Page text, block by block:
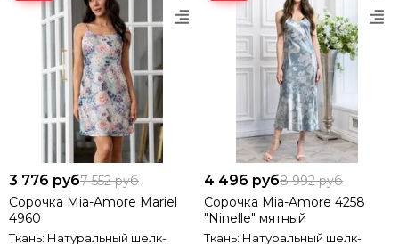
3 776 руб7 552 руб
Сорочка Mia-Amore Mariel
4960
Ткань: Натуральный шелк-
4 496 руб8 992 руб
Сорочка Mia-Amore 4258
"Ninelle" мятный
Ткань: Натуральный шелк-